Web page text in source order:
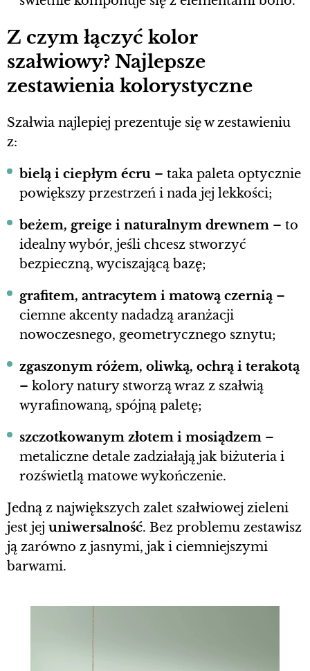
Z czym łączyć kolor
szałwiowy? Najlepsze
zestawienia kolorystyczne
Szałwia najlepiej prezentuje się w zestawieniu
z:
bielą i ciepłym écru – taka paleta optycznie
powiększy przestrzeń i nada jej lekkości;
beżem, greige i naturalnym drewnem – to
idealny wybór, jeśli chcesz stworzyć
bezpieczną, wyciszającą bazę;
grafitem, antracytem i matową czernią –
ciemne akcenty nadadzą aranżacji
nowoczesnego, geometrycznego sznytu;
zgaszonym różem, oliwką, ochrą i terakotą
– kolory natury stworzą wraz z szałwią
wyrafinowaną, spójną paletę;
szczotkowanym złotem i mosiądzem –
metaliczne detale zadziałają jak biżuteria i
rozświetlą matowe wykończenie.
Jedną z największych zalet szałwiowej zieleni
jest jej uniwersalność. Bez problemu zestawisz
ją zarówno z jasnymi, jak i ciemniejszymi
barwami.